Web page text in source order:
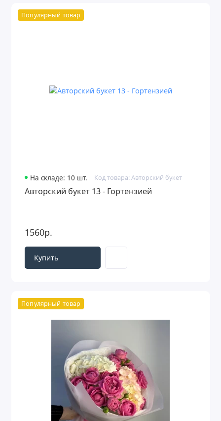
Популярный товар
На складе: 10 шт. Код товара: Авторский букет
Авторский букет 13 - Гортензией
1560р.
Купить
Популярный товар